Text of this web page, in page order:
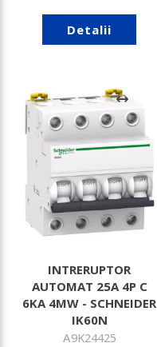
Detalii
INTRERUPTOR
AUTOMAT 25A 4P C
6KA 4MW - SCHNEIDER
IK60N
A9K24425